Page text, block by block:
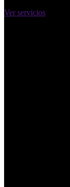
Ver servicios